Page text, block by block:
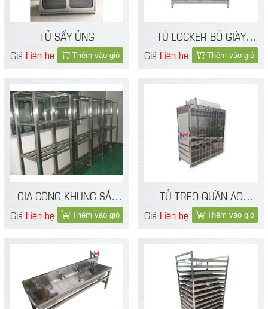
TỦ SẤY ỦNG
Giá Liên hệ Thêm vào giỏ
TỦ LOCKER BỎ GIÀY
PHÒNG SẠCH 32 NGĂN
Giá Liên hệ Thêm vào giỏ
GIA CÔNG KHUNG SẮT
THEO YÊU CẦU
Giá Liên hệ Thêm vào giỏ
TỦ TREO QUẦN ÁO
PHÒNG SẠCH
Giá Liên hệ Thêm vào giỏ